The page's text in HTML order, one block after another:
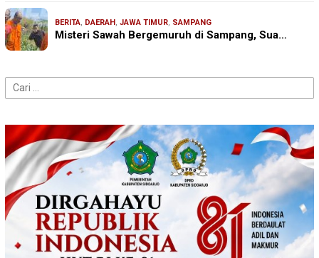
BERITA, DAERAH , JAWA TIMUR, SAMPANG
Misteri Sawah Bergemuruh di Sampang, Sua…
Cari
untuk: